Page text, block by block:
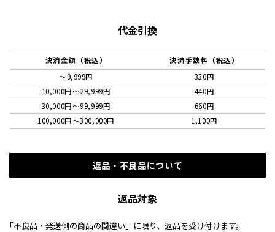
代金引換
決済金額（税込）
決済手数料（税込）
～9,999円
330円
10,000円〜29,999円
440円
30,000円〜99,999円
660円
100,000円〜300,000円
1,100円
返品・不良品について
返品対象
｢不良品・発送側の商品の間違い」に限り、返品を受け付けます。